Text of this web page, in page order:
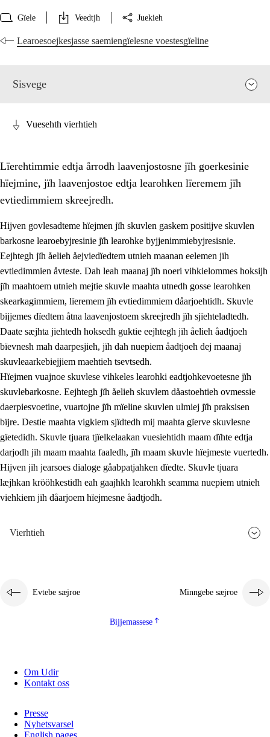
Gïele Veedtjh Juekieh
Learoesoejkesjasse saemiengïelesne voestesgïeline
Sisvege
3. Prinsihph skuvlen rïektesisnie
3.1 Feerhmeles lïeremebyjrese
3.2 Ööhpehtimmie jïh sjïehtedamme lïerehtimmie
3.3 Gåetie jïh skuvle laavenjostoeh
3.4 Lïerehtimmie learoesïeltesne jïh barkoejielemisnie
3.5 Profesjonsektievoete jïh skuvleevtiedimmie
Vuesehth vierhtieh
Lïerehtimmie edtja årrodh laavenjostosne jïh goerkesinie
hïejmine, jïh laavenjostoe edtja learohken lïeremem jïh
evtiedimmiem skreejredh.
Hijven govlesadteme hïejmen jïh skuvlen gaskem positijve skuvlen
barkosne learoebyjresinie jïh learohke byjjenimmiebyjresisnie.
Eejhtegh jïh åelieh åejviedïedtem utnieh maanan eelemen jïh
evtiedimmien åvteste. Dah leah maanaj jïh noeri vihkielommes hoksijh
jïh maahtoem utnieh mejtie skuvle maahta utnedh gosse learohken
skearkagimmiem, lïeremem jïh evtiedimmiem dåarjoehtidh. Skuvle
bijjemes dïedtem åtna laavenjostoem skreejredh jïh sjïehteladtedh.
Daate sæjhta jiehtedh hoksedh guktie eejhtegh jïh åelieh åadtjoeh
bïevnesh mah daarpesjieh, jïh dah nuepiem åadtjoeh dej maanaj
skuvleaarkebiejjiem maehtieh tsevtsedh.
Hïejmen vuajnoe skuvlese vihkeles learohki eadtjohkevoetesne jïh
skuvlebarkosne. Eejhtegh jïh åelieh skuvlem dåastoehtieh ovmessie
daerpiesvoetine, vuartojne jïh mïeline skuvlen ulmiej jïh praksisen
bïjre. Destie maahta vigkiem sjïdtedh mij maahta gïerve skuvlesne
gïetedidh. Skuvle tjuara tjïelkelaakan vuesiehtidh maam dïhte edtja
darjodh jïh maam maahta faaledh, jïh maam skuvle hïejmeste vuertedh.
Hijven jïh jearsoes dialoge gåabpatjahken dïedte. Skuvle tjuara
læjhkan krööhkestidh eah gaajhkh learohkh seamma nuepiem utnieh
viehkiem jïh dåarjoem hïejmesne åadtjodh.
Vierhtieh
Evtebe sæjroe Minngebe sæjroe
Bijjemassese
Om Udir
Kontakt oss
Presse
Nyhetsvarsel